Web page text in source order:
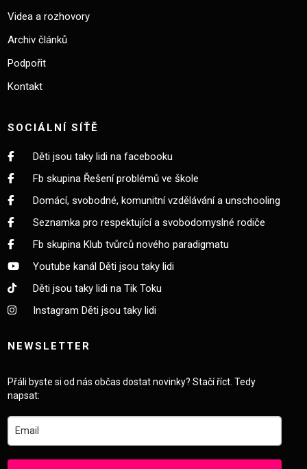
Videa a rozhovory
Archiv článků
Podpořit
Kontakt
SOCIÁLNÍ SÍŤĚ
Děti jsou taky lidi na facebooku
Fb skupina Řešení problémů ve škole
Domácí, svobodné, komunitní vzdělávání a unschooling
Seznamka pro respektující a svobodomyslné rodiče
Fb skupina Klub tvůrců nového paradigmatu
Youtube kanál Děti jsou taky lidi
Děti jsou taky lidi na Tik Toku
Instagram Děti jsou taky lidi
NEWSLETTER
Přáli byste si od nás občas dostat novinky? Stačí říct. Tedy
napsat: